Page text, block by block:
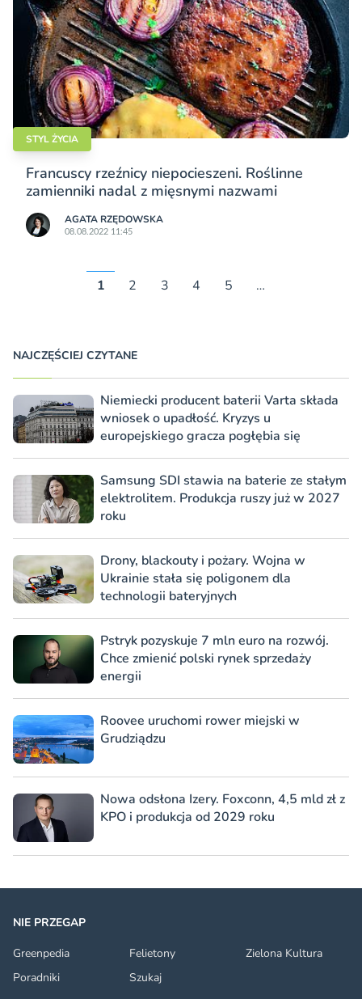
STYL ŻYCIA
Francuscy rzeźnicy niepocieszeni. Roślinne
zamienniki nadal z mięsnymi nazwami
AGATA RZĘDOWSKA
08.08.2022 11:45
1 2 3 4 5 …
NAJCZĘŚCIEJ CZYTANE
Niemiecki producent baterii Varta składa
wniosek o upadłość. Kryzys u
europejskiego gracza pogłębia się
Samsung SDI stawia na baterie ze stałym
elektrolitem. Produkcja ruszy już w 2027
roku
Drony, blackouty i pożary. Wojna w
Ukrainie stała się poligonem dla
technologii bateryjnych
Pstryk pozyskuje 7 mln euro na rozwój.
Chce zmienić polski rynek sprzedaży
energii
Roovee uruchomi rower miejski w
Grudziądzu
Nowa odsłona Izery. Foxconn, 4,5 mld zł z
KPO i produkcja od 2029 roku
NIE PRZEGAP
Greenpedia
Felietony
Zielona Kultura
Poradniki
Szukaj